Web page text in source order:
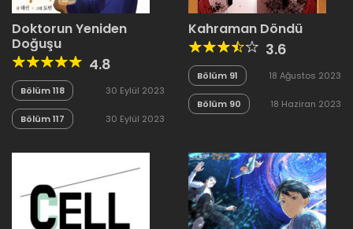
Doktorun Yeniden
Doğuşu
4.8
Bölüm 118 30 Eylül 2023
Bölüm 117 30 Eylül 2023
Kahraman Döndü
3.6
Bölüm 91 18 Ağustos 2023
Bölüm 90 18 Haziran 2023